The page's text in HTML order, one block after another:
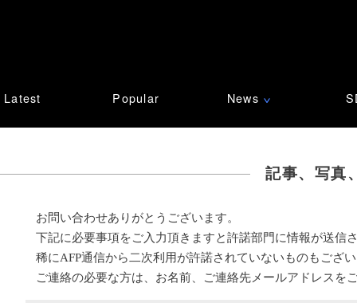
Latest Popular News ∨
記事、写真
お問い合わせありがとうございます。
下記に必要事項をご入力頂きますと許諾部門に情報が送信
稀にAFP通信から二次利用が許諾されていないものもござ
ご連絡の必要な方は、お名前、ご連絡先メールアドレスを